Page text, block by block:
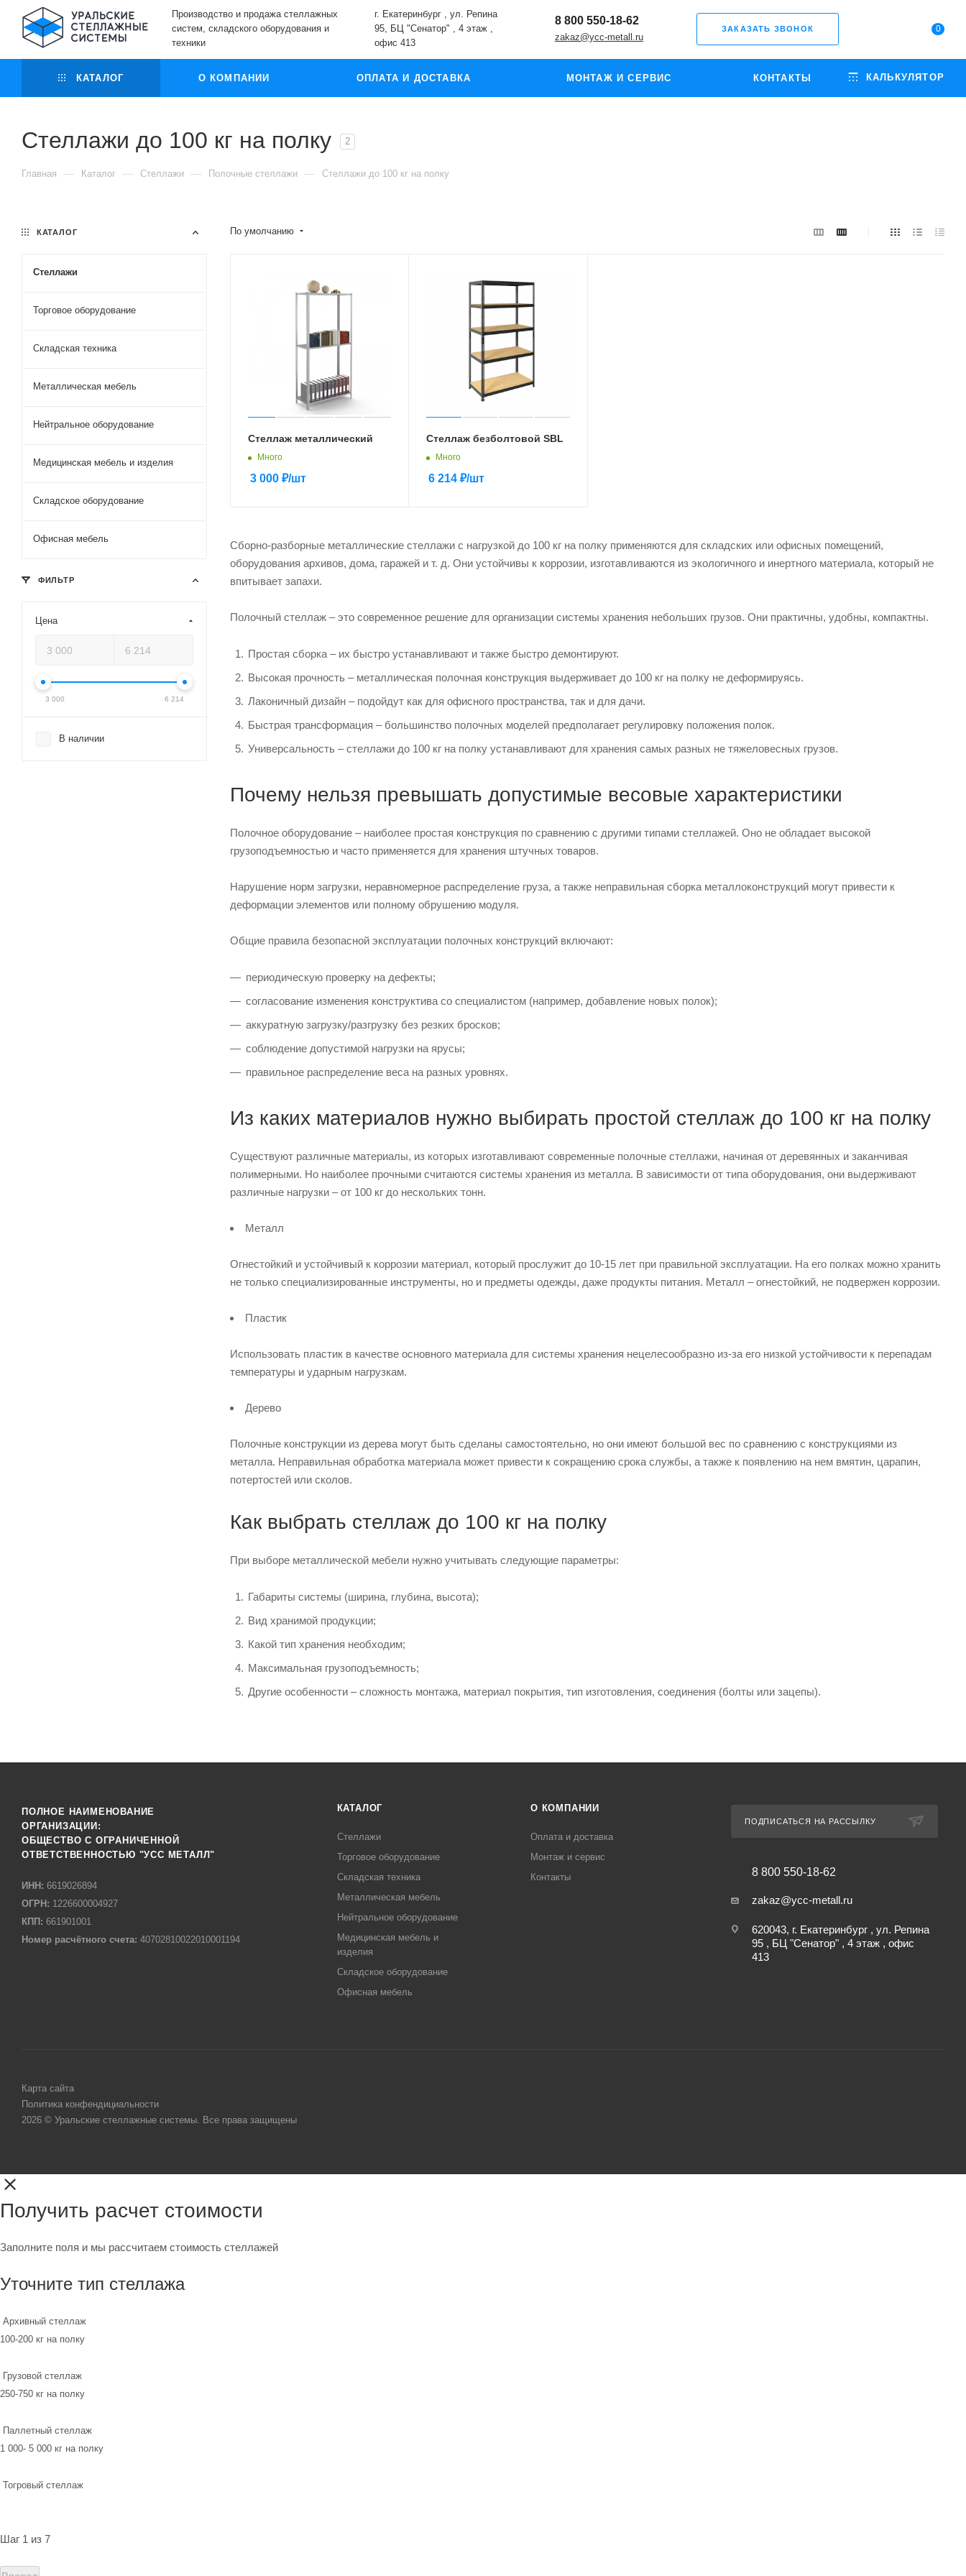
Производство и продажа стеллажных
систем, складского оборудования и
техники
г. Екатеринбург , ул. Репина
95, БЦ "Сенатор" , 4 этаж ,
офис 413
8 800 550-18-62
zakaz@ycc-metall.ru
ЗАКАЗАТЬ ЗВОНОК 0
КАТАЛОГ О КОМПАНИИ ОПЛАТА И ДОСТАВКА МОНТАЖ И СЕРВИС КОНТАКТЫ КАЛЬКУЛЯТОР
Стеллажи до 100 кг на полку 2
Главная — Каталог — Стеллажи — Полочные стеллажи — Стеллажи до 100 кг на полку
По умолчанию
Стеллаж металлический
Много
3 000 ₽/шт
Стеллаж безболтовой SBL
Много
6 214 ₽/шт
Сборно-разборные металлические стеллажи с нагрузкой до 100 кг на полку применяются для складских или офисных помещений,
оборудования архивов, дома, гаражей и т. д. Они устойчивы к коррозии, изготавливаются из экологичного и инертного материала, который не
впитывает запахи.
Полочный стеллаж – это современное решение для организации системы хранения небольших грузов. Они практичны, удобны, компактны.
Простая сборка – их быстро устанавливают и также быстро демонтируют.
Высокая прочность – металлическая полочная конструкция выдерживает до 100 кг на полку не деформируясь.
Лаконичный дизайн – подойдут как для офисного пространства, так и для дачи.
Быстрая трансформация – большинство полочных моделей предполагает регулировку положения полок.
Универсальность – стеллажи до 100 кг на полку устанавливают для хранения самых разных не тяжеловесных грузов.
Почему нельзя превышать допустимые весовые характеристики
Полочное оборудование – наиболее простая конструкция по сравнению с другими типами стеллажей. Оно не обладает высокой
грузоподъемностью и часто применяется для хранения штучных товаров.
Нарушение норм загрузки, неравномерное распределение груза, а также неправильная сборка металлоконструкций могут привести к
деформации элементов или полному обрушению модуля.
Общие правила безопасной эксплуатации полочных конструкций включают:
периодическую проверку на дефекты;
согласование изменения конструктива со специалистом (например, добавление новых полок);
аккуратную загрузку/разгрузку без резких бросков;
соблюдение допустимой нагрузки на ярусы;
правильное распределение веса на разных уровнях.
Из каких материалов нужно выбирать простой стеллаж до 100 кг на полку
Существуют различные материалы, из которых изготавливают современные полочные стеллажи, начиная от деревянных и заканчивая
полимерными. Но наиболее прочными считаются системы хранения из металла. В зависимости от типа оборудования, они выдерживают
различные нагрузки – от 100 кг до нескольких тонн.
Металл
Огнестойкий и устойчивый к коррозии материал, который прослужит до 10-15 лет при правильной эксплуатации. На его полках можно хранить
не только специализированные инструменты, но и предметы одежды, даже продукты питания. Металл – огнестойкий, не подвержен коррозии.
Пластик
Использовать пластик в качестве основного материала для системы хранения нецелесообразно из-за его низкой устойчивости к перепадам
температуры и ударным нагрузкам.
Дерево
Полочные конструкции из дерева могут быть сделаны самостоятельно, но они имеют большой вес по сравнению с конструкциями из
металла. Неправильная обработка материала может привести к сокращению срока службы, а также к появлению на нем вмятин, царапин,
потертостей или сколов.
Как выбрать стеллаж до 100 кг на полку
При выборе металлической мебели нужно учитывать следующие параметры:
Габариты системы (ширина, глубина, высота);
Вид хранимой продукции;
Какой тип хранения необходим;
Максимальная грузоподъемность;
Другие особенности – сложность монтажа, материал покрытия, тип изготовления, соединения (болты или зацепы).
КАТАЛОГ
Стеллажи
Торговое оборудование
Складская техника
Металлическая мебель
Нейтральное оборудование
Медицинская мебель и изделия
Складское оборудование
Офисная мебель
ФИЛЬТР
Цена
3 000 6 214
В наличии
ПОЛНОЕ НАИМЕНОВАНИЕ
ОРГАНИЗАЦИИ:
ОБЩЕСТВО С ОГРАНИЧЕННОЙ
ОТВЕТСТВЕННОСТЬЮ "УСС МЕТАЛЛ"
ИНН: 6619026894
ОГРН: 1226600004927
КПП: 661901001
Номер расчётного счета: 40702810022010001194
КАТАЛОГ
Стеллажи
Торговое оборудование
Складская техника
Металлическая мебель
Нейтральное оборудование
Медицинская мебель и
изделия
Складское оборудование
Офисная мебель
О КОМПАНИИ
Оплата и доставка
Монтаж и сервис
Контакты
ПОДПИСАТЬСЯ НА РАССЫЛКУ
8 800 550-18-62
zakaz@ycc-metall.ru
620043, г. Екатеринбург , ул. Репина
95 , БЦ "Сенатор" , 4 этаж , офис
413
Карта сайта
Политика конфендициальности
2026 © Уральские стеллажные системы. Все права защищены
Получить расчет стоимости
Заполните поля и мы рассчитаем стоимость стеллажей
Уточните тип стеллажа
Архивный стеллаж
100-200 кг на полку
Грузовой стеллаж
250-750 кг на полку
Паллетный стеллаж
1 000- 5 000 кг на полку
Тогровый стеллаж
Шаг 1 из 7